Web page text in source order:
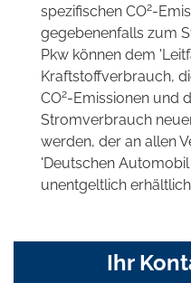
spezifischen CO2-
gegebenenfalls zum
Pkw können dem
Kraftstoffverbrauch,
CO2-Emissionen und
Stromverbrauch
werden, der an allen
'Deutschen
unentgeltlich
Ihr